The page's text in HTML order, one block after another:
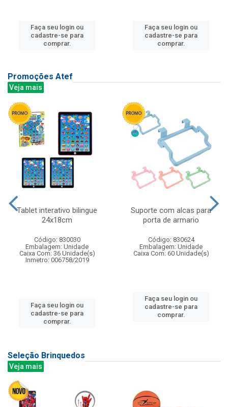
Faça seu login ou
cadastre-se para
comprar.
Faça seu login ou
cadastre-se para
comprar.
Promoções Atef
Veja mais
Tablet interativo bilingue
24x18cm
Código: 830030
Embalagem: Unidade
Caixa Com: 36 Unidade(s)
Inmetro: 006758/2019
Faça seu login ou
cadastre-se para
comprar.
Suporte com alcas para
porta de armario
Código: 830624
Embalagem: Unidade
Caixa Com: 60 Unidade(s)
Faça seu login ou
cadastre-se para
comprar.
Seleção Brinquedos
Veja mais